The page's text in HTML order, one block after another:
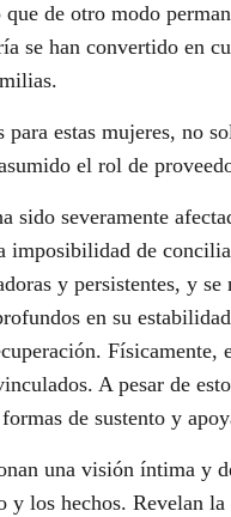
de otro modo
se han convertido en
estas mujeres, no
el rol de
sido severamente
imposibilidad de
y persistentes, y
en su
Físicamente,
A pesar de
de sustento y
una visión íntima y
y los hechos. Revelan